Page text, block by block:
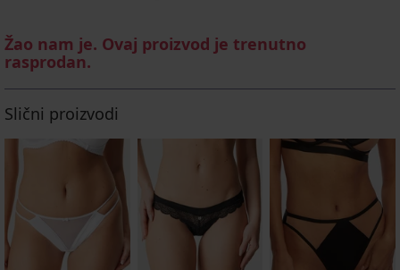
Žao nam je. Ovaj proizvod je trenutno
rasprodan.
Slični proizvodi